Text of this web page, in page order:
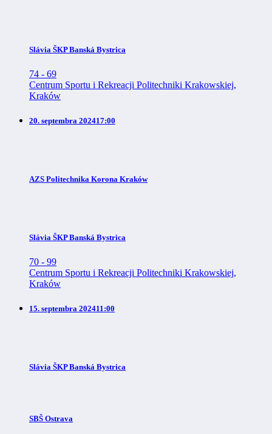
Slávia ŠKP Banská Bystrica
74 - 69
Centrum Sportu i Rekreacji Politechniki Krakowskiej,
Kraków
20. septembra 202417:00
AZS Politechnika Korona Kraków
Slávia ŠKP Banská Bystrica
70 - 99
Centrum Sportu i Rekreacji Politechniki Krakowskiej,
Kraków
15. septembra 202411:00
Slávia ŠKP Banská Bystrica
SBŠ Ostrava